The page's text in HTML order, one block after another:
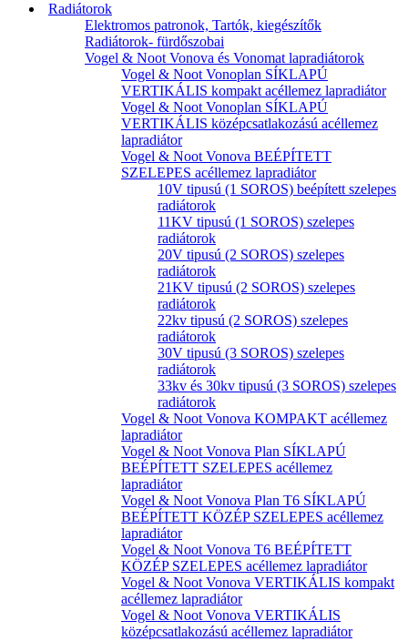
Radiátorok
Elektromos patronok, Tartók, kiegészítők
Radiátorok- fürdőszobai
Vogel & Noot Vonova és Vonomat lapradiátorok
Vogel & Noot Vonoplan SÍKLAPÚ
VERTIKÁLIS kompakt acéllemez lapradiátor
Vogel & Noot Vonoplan SÍKLAPÚ
VERTIKÁLIS középcsatlakozású acéllemez
lapradiátor
Vogel & Noot Vonova BEÉPÍTETT
SZELEPES acéllemez lapradiátor
10V tipusú (1 SOROS) beépített szelepes
radiátorok
11KV tipusú (1 SOROS) szelepes
radiátorok
20V tipusú (2 SOROS) szelepes
radiátorok
21KV tipusú (2 SOROS) szelepes
radiátorok
22kv tipusú (2 SOROS) szelepes
radiátorok
30V tipusú (3 SOROS) szelepes
radiátorok
33kv és 30kv tipusú (3 SOROS) szelepes
radiátorok
Vogel & Noot Vonova KOMPAKT acéllemez
lapradiátor
Vogel & Noot Vonova Plan SÍKLAPÚ
BEÉPÍTETT SZELEPES acéllemez
lapradiátor
Vogel & Noot Vonova Plan T6 SÍKLAPÚ
BEÉPÍTETT KÖZÉP SZELEPES acéllemez
lapradiátor
Vogel & Noot Vonova T6 BEÉPÍTETT
KÖZÉP SZELEPES acéllemez lapradiátor
Vogel & Noot Vonova VERTIKÁLIS kompakt
acéllemez lapradiátor
Vogel & Noot Vonova VERTIKÁLIS
középcsatlakozású acéllemez lapradiátor